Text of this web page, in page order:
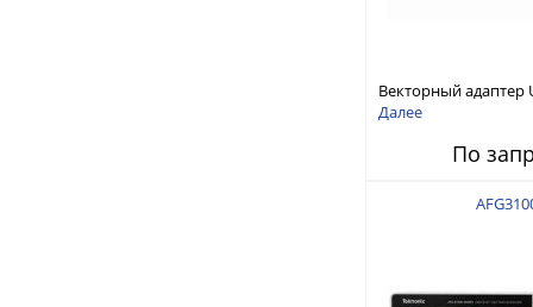
Векторный адаптер
50 МГц до 20 ГГц
Далее
По